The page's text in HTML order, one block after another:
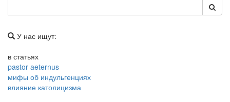
У нас ищут:
в статьях
pastor aeternus
мифы об индульгенциях
влияние католицизма